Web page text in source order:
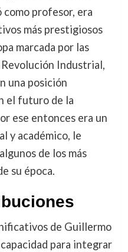
profesor, era
más prestigiosos
marcada por las
Industrial,
una posición
el futuro de la
ese entonces era un
y académico, le
de los más
su época.
de Guillermo
para integrar